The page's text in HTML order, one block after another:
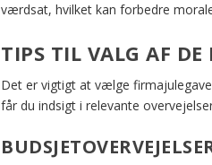
værdsat, hvilket kan forbedre
TIPS TIL VALG AF DE
Det er vigtigt at vælge
får du indsigt i relevante